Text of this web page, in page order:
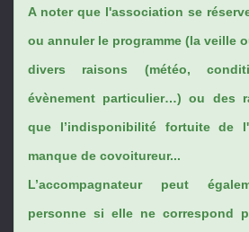
A noter que l'association se
ou annuler le programme (la veille
divers raisons (météo,
évènement particulier…) ou des
que l’indisponibilité fortuite de
manque de covoitureur...
L’accompagnateur peut
personne si elle ne correspond